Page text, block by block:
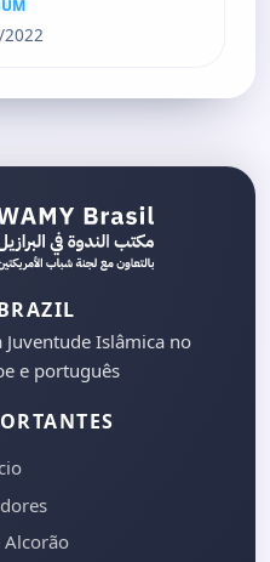
Islâmica no
e português
Alcorão